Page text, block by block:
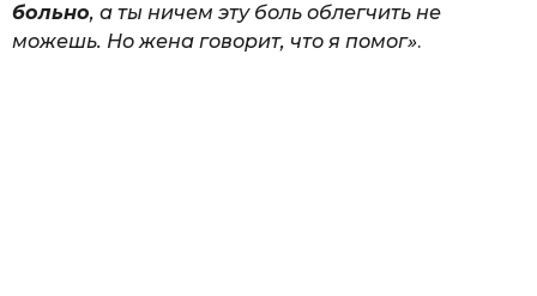
больно, а ты ничем эту боль облегчить не
можешь. Но жена говорит, что я помог».